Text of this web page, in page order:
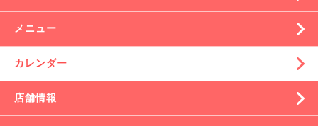
メニュー
カレンダー
店舗情報